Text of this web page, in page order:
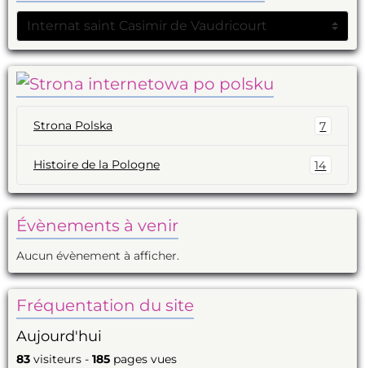
Strona Polska 7
Histoire de la Pologne 14
Évènements à venir
Aucun évènement à afficher.
Fréquentation du site
Aujourd'hui
83 visiteurs - 185 pages vues